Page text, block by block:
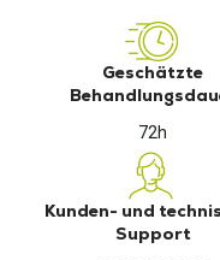
Geschätzte
72h
Kunden- und
Support